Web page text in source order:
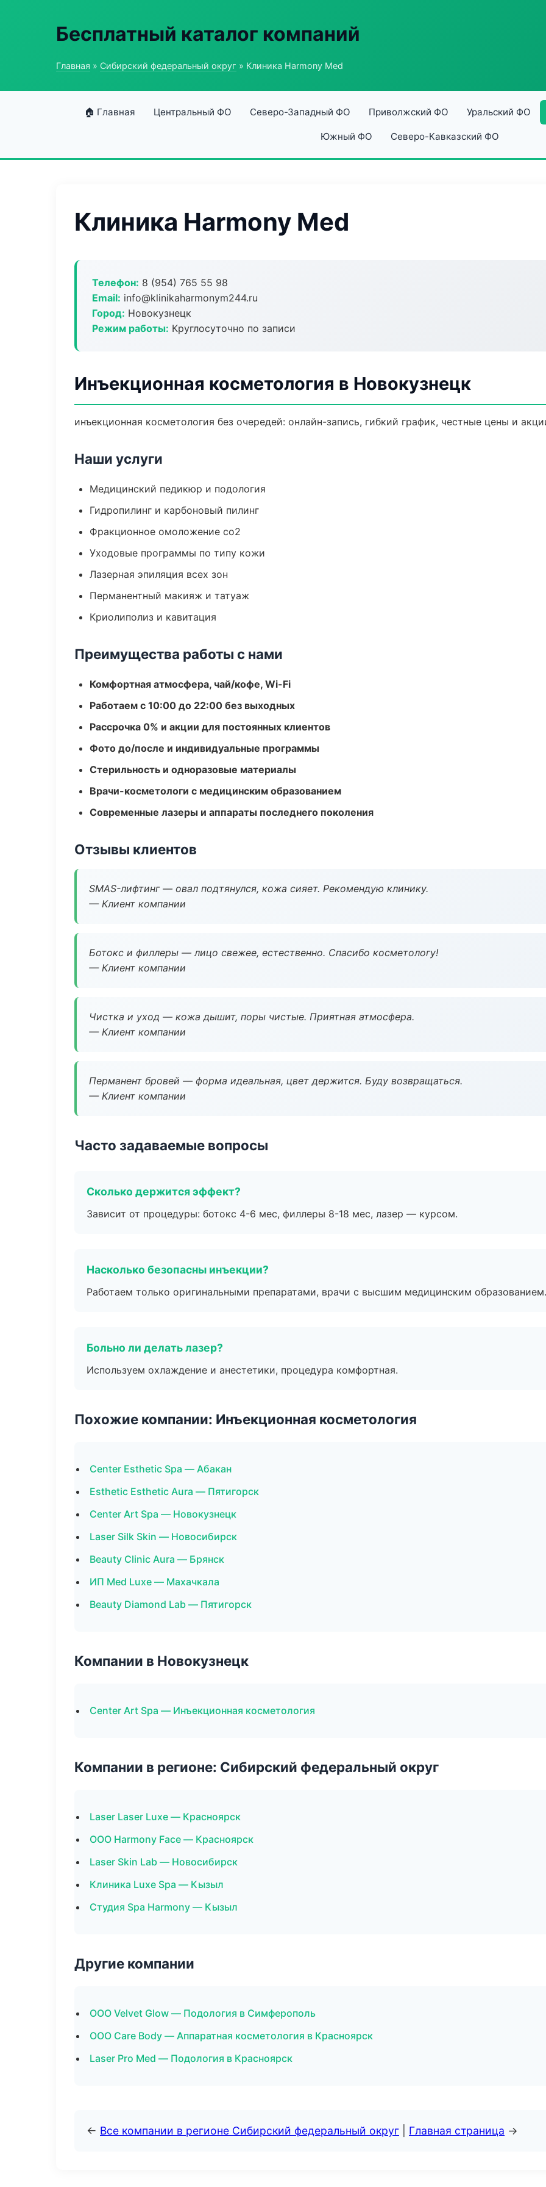
Бесплатный каталог компаний
Главная » Сибирский федеральный округ » Клиника Harmony Med
🏠 Главная Центральный ФО Северо-Западный ФО Приволжский ФО Уральский ФО
Южный ФО Северо-Кавказский ФО
Клиника Harmony Med
Телефон: 8 (954) 765 55 98
Email: info@klinikaharmonym244.ru
Город: Новокузнецк
Режим работы: Круглосуточно по записи
Инъекционная косметология в Новокузнецк
инъекционная косметология без очередей: онлайн-запись, гибкий график, честные цены и
Наши услуги
Медицинский педикюр и подология
Гидропилинг и карбоновый пилинг
Фракционное омоложение co2
Уходовые программы по типу кожи
Лазерная эпиляция всех зон
Перманентный макияж и татуаж
Криолиполиз и кавитация
Преимущества работы с нами
Комфортная атмосфера, чай/кофе, Wi-Fi
Работаем с 10:00 до 22:00 без выходных
Рассрочка 0% и акции для постоянных клиентов
Фото до/после и индивидуальные программы
Стерильность и одноразовые материалы
Врачи-косметологи с медицинским образованием
Современные лазеры и аппараты последнего поколения
Отзывы клиентов
SMAS-лифтинг — овал подтянулся, кожа сияет. Рекомендую клинику.
— Клиент компании
Ботокс и филлеры — лицо свежее, естественно. Спасибо косметологу!
— Клиент компании
Чистка и уход — кожа дышит, поры чистые. Приятная атмосфера.
— Клиент компании
Перманент бровей — форма идеальная, цвет держится. Буду возвращаться.
— Клиент компании
Часто задаваемые вопросы
Сколько держится эффект?
Зависит от процедуры: ботокс 4-6 мес, филлеры 8-18 мес, лазер — курсом.
Насколько безопасны инъекции?
Работаем только оригинальными препаратами, врачи с высшим медицинским образованием.
Больно ли делать лазер?
Используем охлаждение и анестетики, процедура комфортная.
Похожие компании: Инъекционная косметология
Center Esthetic Spa — Абакан
Esthetic Esthetic Aura — Пятигорск
Center Art Spa — Новокузнецк
Laser Silk Skin — Новосибирск
Beauty Clinic Aura — Брянск
ИП Med Luxe — Махачкала
Beauty Diamond Lab — Пятигорск
Компании в Новокузнецк
Center Art Spa — Инъекционная косметология
Компании в регионе: Сибирский федеральный округ
Laser Laser Luxe — Красноярск
ООО Harmony Face — Красноярск
Laser Skin Lab — Новосибирск
Клиника Luxe Spa — Кызыл
Студия Spa Harmony — Кызыл
Другие компании
ООО Velvet Glow — Подология в Симферополь
ООО Care Body — Аппаратная косметология в Красноярск
Laser Pro Med — Подология в Красноярск
← Все компании в регионе Сибирский федеральный округ Главная страница →